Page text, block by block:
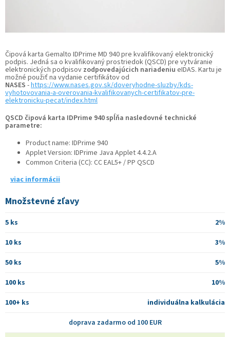
Čipová karta Gemalto IDPrime MD 940 pre kvalifikovaný elektronický
podpis. Jedná sa o kvalifikovaný prostriedok (QSCD) pre vytváranie
elektronických podpisov zodpovedajúcich nariadeniu eIDAS. Kartu je
možné použiť na vydanie certifikátov od
NASES -https://www.nases.gov.sk/doveryhodne-sluzby/kds-
vyhotovovania-a-overovania-kvalifikovanych-certifikatov-pre-
elektronicku-pecat/index.html
QSCD čipová karta IDPrime 940 spĺňa nasledovné technické
parametre:
Product name: IDPrime 940
Applet Version: IDPrime Java Applet 4.4.2.A
Common Criteria (CC): CC EAL5+ / PP QSCD
viac informácii
Množstevné zľavy
5 ks
2%
10 ks
3%
50 ks
5%
100 ks
10%
100+ ks
individuálna kalkulácia
doprava zadarmo od 100 EUR